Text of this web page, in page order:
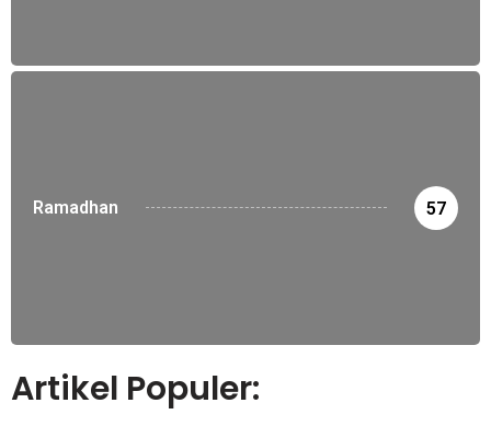
Ramadhan 57
Artikel Populer: